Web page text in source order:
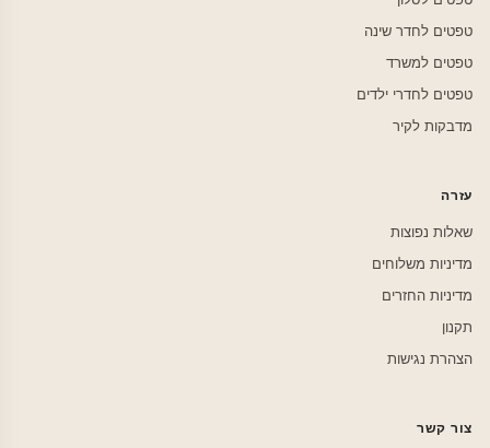
טפטים לחדר שינה
טפטים למשרד
טפטים לחדרי ילדים
מדבקות לקיר
עזרה
שאלות נפוצות
מדיניות משלוחים
מדיניות החזרים
תקנון
הצהרת נגישות
צור קשר